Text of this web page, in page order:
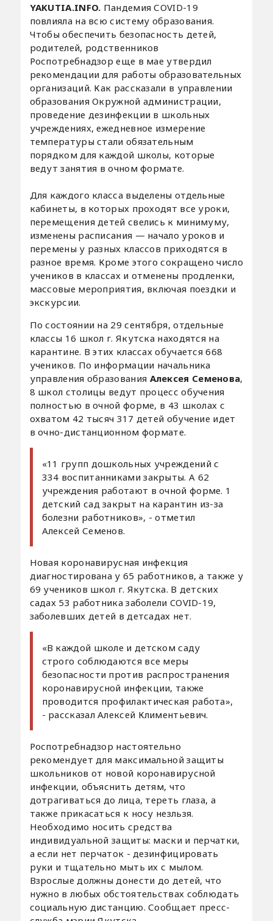
YAKUTIA.INFO. Пандемия СOVID-19
повлияла на всю систему образования.
Чтобы обеспечить безопасность детей,
родителей, родственников
Роспотребнадзор еще в мае утвердил
рекомендации для работы образовательных
организаций. Как рассказали в управлении
образования Окружной администрации,
проведение дезинфекции в школьных
учреждениях, ежедневное измерение
температуры стали обязательным
порядком для каждой школы, которые
ведут занятия в очном формате.
Для каждого класса выделены отдельные
кабинеты, в которых проходят все уроки,
перемещения детей свелись к минимуму,
изменены расписания — начало уроков и
перемены у разных классов приходятся в
разное время. Кроме этого сокращено число
учеников в классах и отменены продленки,
массовые мероприятия, включая поездки и
экскурсии.
По состоянии на 29 сентября, отдельные
классы 16 школ г. Якутска находятся на
карантине. В этих классах обучается 668
учеников. По информации начальника
управления образования Алексея Семенова,
8 школ столицы ведут процесс обучения
полностью в очной форме, в 43 школах с
охватом 42 тысяч 317 детей обучение идет
в очно-дистанционном формате.
«11 групп дошкольных учреждений с
334 воспитанниками закрыты. А 62
учреждения работают в очной форме. 1
детский сад закрыт на карантин из-за
болезни работников», - отметил
Алексей Семенов.
Новая коронавирусная инфекция
диагностирована у 65 работников, а также у
69 учеников школ г. Якутска. В детских
садах 53 работника заболели COVID-19,
заболевших детей в детсадах нет.
«В каждой школе и детском саду
строго соблюдаются все меры
безопасности против распространения
коронавирусной инфекции, также
проводится профилактическая работа»,
- рассказал Алексей Климентьевич.
Роспотребнадзор настоятельно
рекомендует для максимальной защиты
школьников от новой коронавирусной
инфекции, объяснить детям, что
дотрагиваться до лица, тереть глаза, а
также прикасаться к носу незльзя.
Необходимо носить средства
индивидуальной защиты: маски и перчатки,
а если нет перчаток - дезинфицировать
руки и тщательно мыть их с мылом.
Взрослые должны донести до детей, что
нужно в любых обстоятельствах соблюдать
социальную дистанцию. Сообщает пресс-